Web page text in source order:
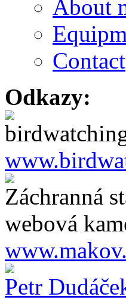
About
Contact
Odkazy:
Záchranná
webová
Petr